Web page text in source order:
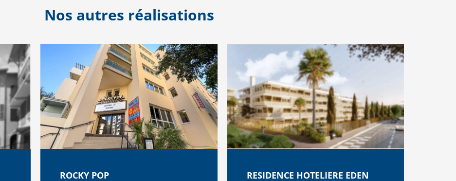
Nos autres réalisations
ROCKY POP RESIDENCE HOTELIERE EDEN